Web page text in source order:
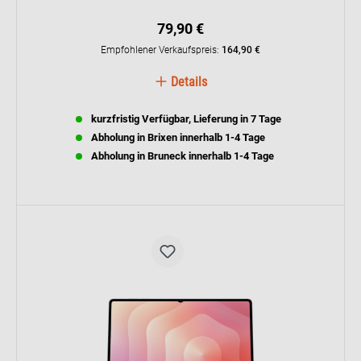
79,90 €
Empfohlener Verkaufspreis: 164,90 €
Details
kurzfristig Verfügbar, Lieferung in 7 Tage
Abholung in Brixen innerhalb 1-4 Tage
Abholung in Bruneck innerhalb 1-4 Tage